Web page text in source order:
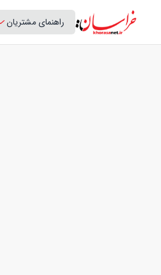
راهنمای مشتریان